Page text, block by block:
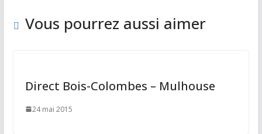
k
Vous pourrez aussi aimer
Direct Bois-Colombes – Mulhouse
24 mai 2015